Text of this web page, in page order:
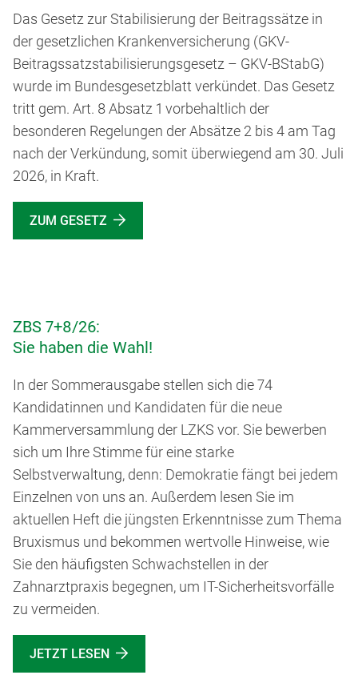
Das Gesetz zur Stabilisierung der Beitragssätze in
der gesetzlichen Krankenversicherung (GKV-
Beitragssatzstabilisierungsgesetz – GKV-BStabG)
wurde im Bundesgesetzblatt verkündet. Das Gesetz
tritt gem. Art. 8 Absatz 1 vorbehaltlich der
besonderen Regelungen der Absätze 2 bis 4 am Tag
nach der Verkündung, somit überwiegend am 30. Juli
2026, in Kraft.
ZUM GESETZ
ZBS 7+8/26:
Sie haben die Wahl!
In der Sommerausgabe stellen sich die 74
Kandidatinnen und Kandidaten für die neue
Kammerversammlung der LZKS vor. Sie bewerben
sich um Ihre Stimme für eine starke
Selbstverwaltung, denn: Demokratie fängt bei jedem
Einzelnen von uns an. Außerdem lesen Sie im
aktuellen Heft die jüngsten Erkenntnisse zum Thema
Bruxismus und bekommen wertvolle Hinweise, wie
Sie den häufigsten Schwachstellen in der
Zahnarztpraxis begegnen, um IT-Sicherheitsvorfälle
zu vermeiden.
JETZT LESEN